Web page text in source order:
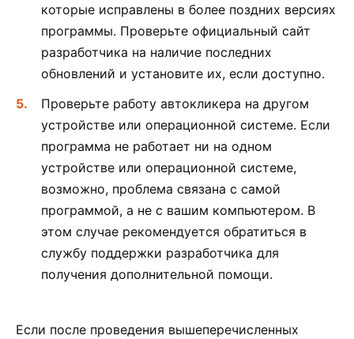
которые исправлены в более поздних версиях
программы. Проверьте официальный сайт
разработчика на наличие последних
обновлений и установите их, если доступно.
Проверьте работу автокликера на другом
устройстве или операционной системе. Если
программа не работает ни на одном
устройстве или операционной системе,
возможно, проблема связана с самой
программой, а не с вашим компьютером. В
этом случае рекомендуется обратиться в
службу поддержки разработчика для
получения дополнительной помощи.
Если после проведения вышеперечисленных